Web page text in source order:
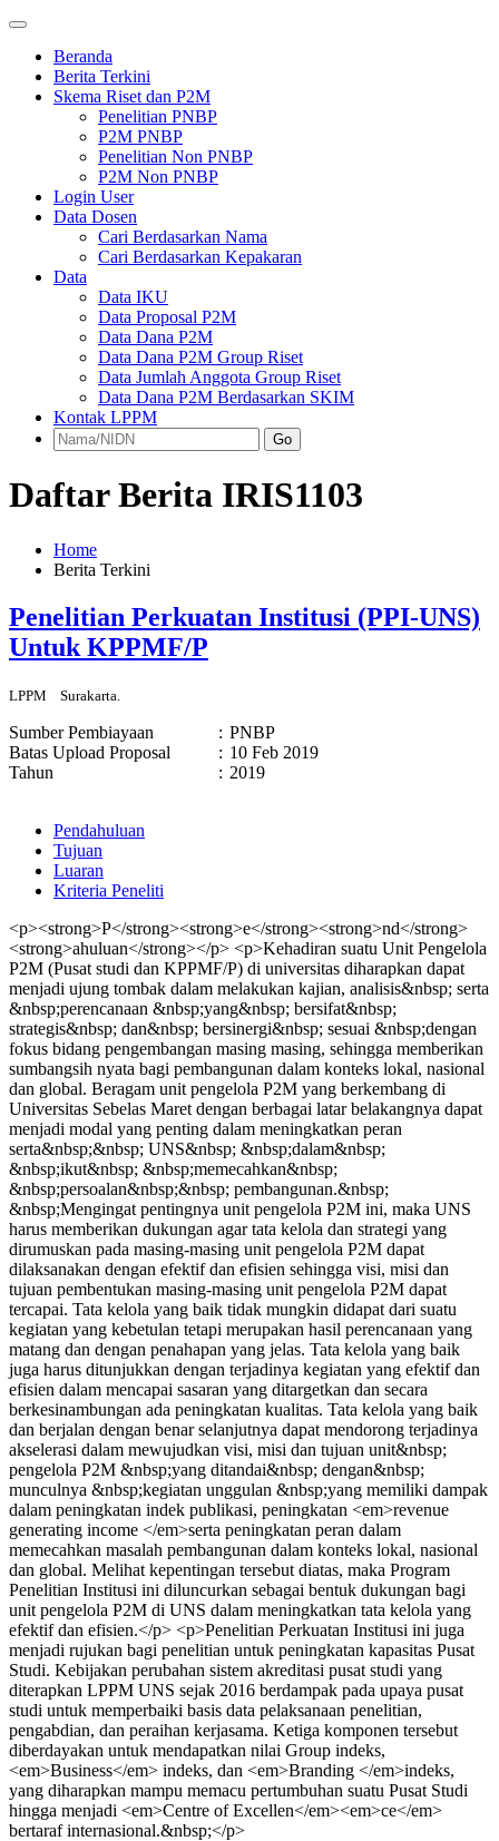
Beranda
Berita Terkini
Skema Riset dan P2M
Penelitian PNBP
P2M PNBP
Penelitian Non PNBP
P2M Non PNBP
Login User
Data Dosen
Cari Berdasarkan Nama
Cari Berdasarkan Kepakaran
Data
Data IKU
Data Proposal P2M
Data Dana P2M
Data Dana P2M Group Riset
Data Jumlah Anggota Group Riset
Data Dana P2M Berdasarkan SKIM
Kontak LPPM
Go
Daftar Berita IRIS1103
Home
Berita Terkini
Penelitian Perkuatan Institusi (PPI-UNS)
Untuk KPPMF/P
LPPM Surakarta.
Sumber Pembiayaan : PNBP
Batas Upload Proposal
: 10 Feb 2019
Tahun
: 2019
Pendahuluan
Tujuan
Luaran
Kriteria Peneliti
<p><strong>P</strong><strong>e</strong><strong>nd</strong>
<strong>ahuluan</strong></p> <p>Kehadiran suatu Unit Pengelola
P2M (Pusat studi dan KPPMF/P) di universitas diharapkan dapat
menjadi ujung tombak dalam melakukan kajian, analisis&nbsp; serta
&nbsp;perencanaan &nbsp;yang&nbsp; bersifat&nbsp;
strategis&nbsp; dan&nbsp; bersinergi&nbsp; sesuai &nbsp;dengan
fokus bidang pengembangan masing masing, sehingga memberikan
sumbangsih nyata bagi pembangunan dalam konteks lokal, nasional
dan global. Beragam unit pengelola P2M yang berkembang di
Universitas Sebelas Maret dengan berbagai latar belakangnya dapat
menjadi modal yang penting dalam meningkatkan peran
serta&nbsp;&nbsp; UNS&nbsp; &nbsp;dalam&nbsp;
&nbsp;ikut&nbsp; &nbsp;memecahkan&nbsp;
&nbsp;persoalan&nbsp;&nbsp; pembangunan.&nbsp;
&nbsp;Mengingat pentingnya unit pengelola P2M ini, maka UNS
harus memberikan dukungan agar tata kelola dan strategi yang
dirumuskan pada masing-masing unit pengelola P2M dapat
dilaksanakan dengan efektif dan efisien sehingga visi, misi dan
tujuan pembentukan masing-masing unit pengelola P2M dapat
tercapai. Tata kelola yang baik tidak mungkin didapat dari suatu
kegiatan yang kebetulan tetapi merupakan hasil perencanaan yang
matang dan dengan penahapan yang jelas. Tata kelola yang baik
juga harus ditunjukkan dengan terjadinya kegiatan yang efektif dan
efisien dalam mencapai sasaran yang ditargetkan dan secara
berkesinambungan ada peningkatan kualitas. Tata kelola yang baik
dan berjalan dengan benar selanjutnya dapat mendorong terjadinya
akselerasi dalam mewujudkan visi, misi dan tujuan unit&nbsp;
pengelola P2M &nbsp;yang ditandai&nbsp; dengan&nbsp;
munculnya &nbsp;kegiatan unggulan &nbsp;yang memiliki dampak
dalam peningkatan indek publikasi, peningkatan <em>revenue
generating income </em>serta peningkatan peran dalam
memecahkan masalah pembangunan dalam konteks lokal, nasional
dan global. Melihat kepentingan tersebut diatas, maka Program
Penelitian Institusi ini diluncurkan sebagai bentuk dukungan bagi
unit pengelola P2M di UNS dalam meningkatkan tata kelola yang
efektif dan efisien.</p> <p>Penelitian Perkuatan Institusi ini juga
menjadi rujukan bagi penelitian untuk peningkatan kapasitas Pusat
Studi. Kebijakan perubahan sistem akreditasi pusat studi yang
diterapkan LPPM UNS sejak 2016 berdampak pada upaya pusat
studi untuk memperbaiki basis data pelaksanaan penelitian,
pengabdian, dan peraihan kerjasama. Ketiga komponen tersebut
diberdayakan untuk mendapatkan nilai Group indeks,
<em>Business</em> indeks, dan <em>Branding </em>indeks,
yang diharapkan mampu memacu pertumbuhan suatu Pusat Studi
hingga menjadi <em>Centre of Excellen</em><em>ce</em>
bertaraf internasional.&nbsp;</p>